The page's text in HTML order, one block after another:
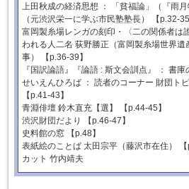
上田秋成の経済思想 ： 「貧福論」（『雨
（元渋沢栄一に学ぶ市民塾塾長） 【p.32-35
富岡製糸場レンガの刻印・〈二の関係者は
われる人二名 荻野勝正（富岡製糸場世界
事） 【p.36-39】
『国訳論語』『論語 : 斯文会訓点』 ： 書庫
せいえんひろば ： 読者のコーナー 財団ト
【p.41-43】
青淵俳壇 鈴木直充【選】 【p.44-45】
渋沢財団だより 【p.46-47】
史料館の窓 【p.48】
表紙絵のことば 太田宗平（藤沢市在住） 【
カット 竹内靖夫